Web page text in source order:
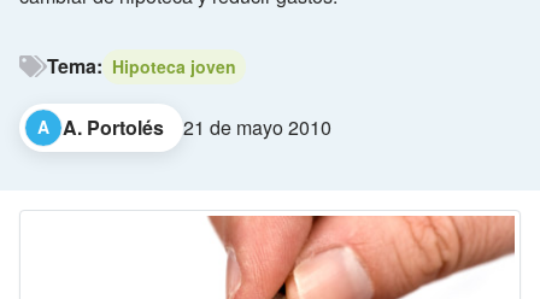
Tema: Hipoteca joven
A A. Portolés 21 de mayo 2010